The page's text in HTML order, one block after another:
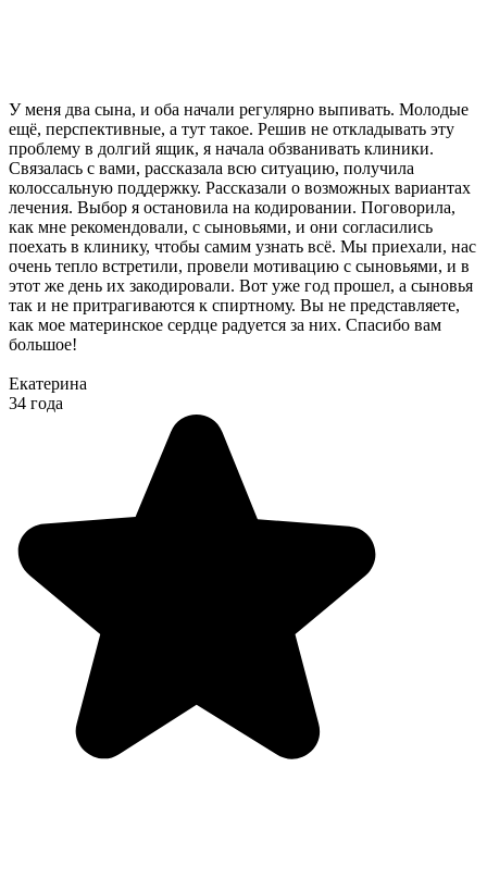
У меня два сына, и оба начали регулярно выпивать. Молодые
ещё, перспективные, а тут такое. Решив не откладывать эту
проблему в долгий ящик, я начала обзванивать клиники.
Связалась с вами, рассказала всю ситуацию, получила
колоссальную поддержку. Рассказали о возможных вариантах
лечения. Выбор я остановила на кодировании. Поговорила,
как мне рекомендовали, с сыновьями, и они согласились
поехать в клинику, чтобы самим узнать всё. Мы приехали, нас
очень тепло встретили, провели мотивацию с сыновьями, и в
этот же день их закодировали. Вот уже год прошел, а сыновья
так и не притрагиваются к спиртному. Вы не представляете,
как мое материнское сердце радуется за них. Спасибо вам
большое!
Екатерина
34 года